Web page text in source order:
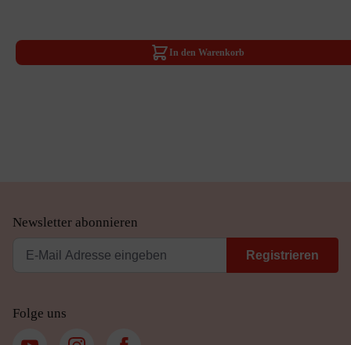
In den Warenkorb
Newsletter abonnieren
Registrieren
Folge uns